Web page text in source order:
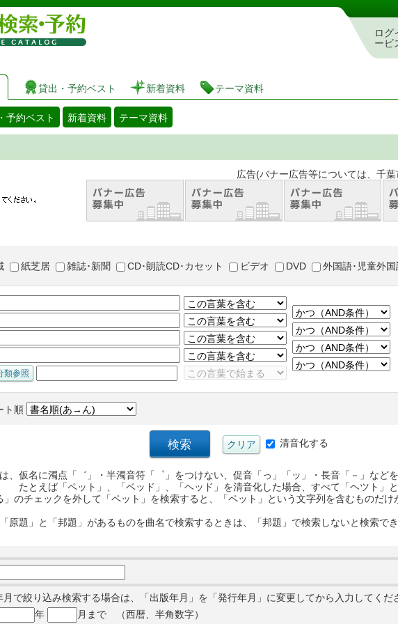
図書館 蔵書検索・予約システム
ログ
ービ
貸出・予約ベスト 新着資料 テーマ資料
予約ベスト 新着資料 テーマ資料
ができます。 広告(バナー広告等については、千葉市が推奨等
紙芝居 雑誌･新聞 CD･朗読CD･カセット ビデオ DVD 外国語･児童外国
ト順
清音化する
、仮名に濁点「゛」・半濁音符「゜」をつけない、促音「っ」「ッ」・長音「－」など
たとえば「ペット」、「ベッド」、「ヘッド」を清音化した場合、すべて「ヘツト」と
」のチェックを外して「ペット」を検索すると、「ペット」という文字列を含むものだけ
原題」と「邦題」があるものを曲名で検索するときは、「邦題」で検索しないと検索で
で絞り込み検索する場合は、「出版年月」を「発行年月」に変更してから入力してくだ
年 月まで （西暦、半角数字）